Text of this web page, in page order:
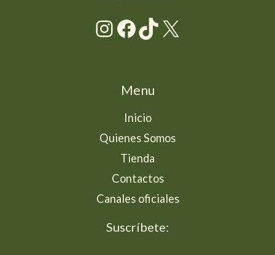
Instagram
Facebook
TikTok
X
Menu
Inicio
Quienes Somos
Tienda
Contactos
Canales oficiales
Suscríbete: